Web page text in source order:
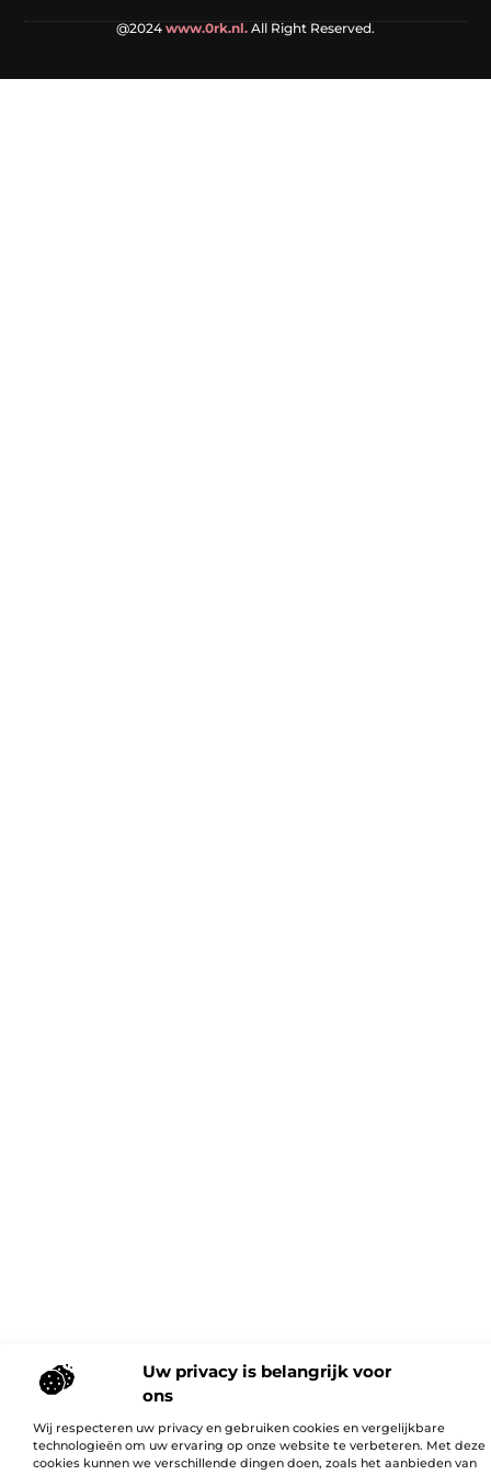
Uw privacy is belangrijk voor
ons
Wij respecteren uw privacy en gebruiken cookies en vergelijkbare
technologieën om uw ervaring op onze website te verbeteren. Met deze
cookies kunnen we verschillende dingen doen, zoals het aanbieden van
@2024 www.0rk.nl. All Right Reserved.